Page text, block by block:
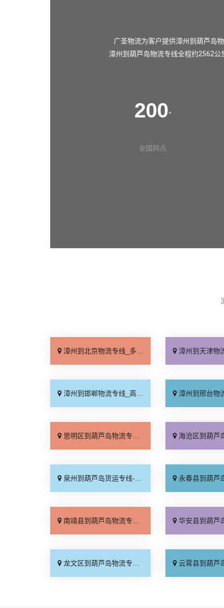
广圣物流为客户提供漳州到葫芦岛
漳州到葫芦岛物流专线全程约2562
200+
全国网点
漳州到北京物流专线_多少公里「快运直达」 漳州到天津物流专线_高效
漳州到邯郸物流专线_高效快运「来电咨询」 漳州到邢台物流专线_按时
思明区到葫芦岛物流专线_收费介绍「专线直达」 海沧区到葫芦岛物流专线_运价
泉州到葫芦岛货运专线-泉州到葫芦岛物流公司_实时反馈「需要几天」 永春县到葫芦岛物流专线_全境
南靖县到葫芦岛物流专线_直发全境「随叫随到」 华安县到葫芦岛物流专线_全程
龙文区到葫芦岛物流专线_多少一方「高效快运」 云霄县到葫芦岛物流专线_门到